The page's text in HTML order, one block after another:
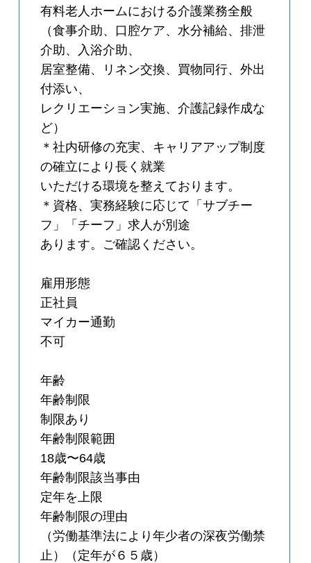
有料老人ホームにおける介護業務全般
（食事介助、口腔ケア、水分補給、排泄
介助、入浴介助、
居室整備、リネン交換、買物同行、外出
付添い、
レクリエーション実施、介護記録作成な
ど）
＊社内研修の充実、キャリアアップ制度
の確立により長く就業
いただける環境を整えております。
＊資格、実務経験に応じて「サブチー
フ」「チーフ」求人が別途
あります。ご確認ください。
雇用形態
正社員
マイカー通勤
不可
年齢
年齢制限
制限あり
年齢制限範囲
18歳〜64歳
年齢制限該当事由
定年を上限
年齢制限の理由
（労働基準法により年少者の深夜労働禁
止）（定年が６５歳）